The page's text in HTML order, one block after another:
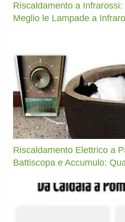
Riscaldamento a
Meglio le Lampade a
Riscaldamento Elettrico a
Battiscopa e Accumulo: